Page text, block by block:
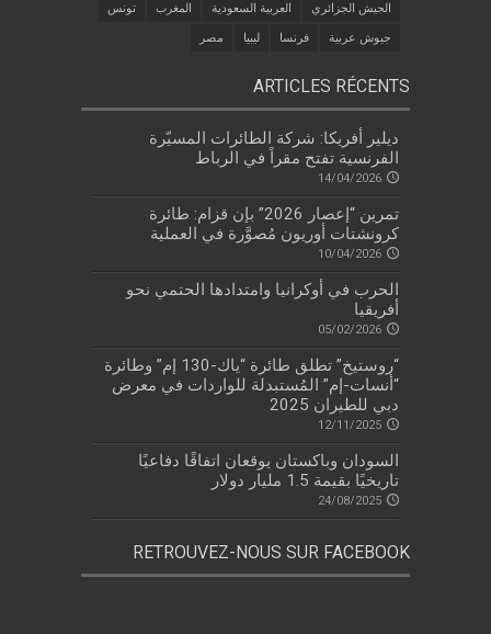
الجيش الجزائري العربية السعودية المغرب تونس
جيوش عربية فرنسا ليبيا مصر
ARTICLES RÉCENTS
ديلير أفريكا: شركة الطائرات المسيّرة
الفرنسية تفتح مقراً في الرباط
14/04/2026
تمرين “إعصار 2026” بإن قزام: طائرة
كرونشتات أوريون مُصوَّرة في العملية
10/04/2026
الحرب في أوكرانيا وامتدادها الحتمي نحو
أفريقيا
05/02/2026
“روستيخ” تطلق طائرة “ياك-130 إم” وطائرة
“أنسات-إم” المُستبدلة للواردات في معرض
دبي للطيران 2025
12/11/2025
السودان وباكستان يوقعان اتفاقًا دفاعيًا
تاريخيًا بقيمة 1.5 مليار دولار
24/08/2025
RETROUVEZ-NOUS SUR FACEBOOK